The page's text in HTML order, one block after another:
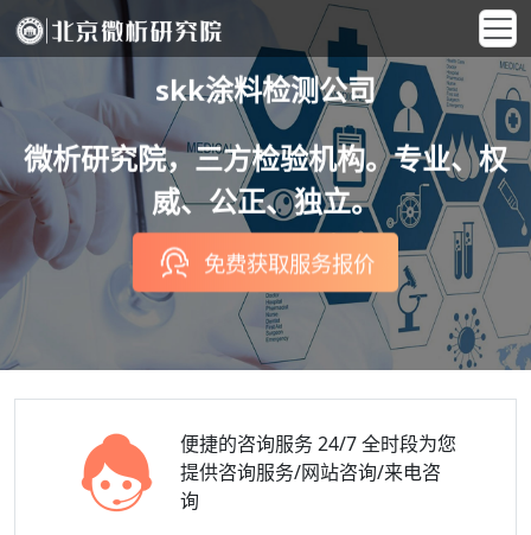
skk涂料检测公司
微析研究院，三方检验机构。专业、权
威、公正、独立。
免费获取服务报价
便捷的咨询服务24/7 全时段为您
提供咨询服务/网站咨询/来电咨
询